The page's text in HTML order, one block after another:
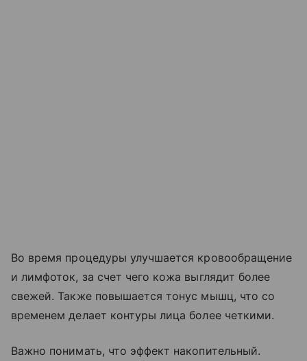
Во время процедуры улучшается кровообращение
и лимфоток, за счет чего кожа выглядит более
свежей. Также повышается тонус мышц, что со
временем делает контуры лица более четкими.
Важно понимать, что эффект накопительный.